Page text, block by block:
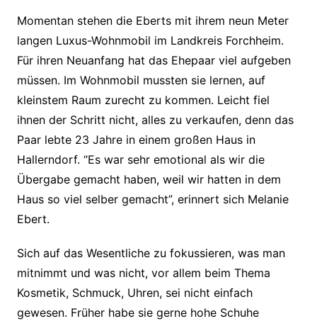
Momentan stehen die Eberts mit ihrem neun Meter
langen Luxus-Wohnmobil im Landkreis Forchheim.
Für ihren Neuanfang hat das Ehepaar viel aufgeben
müssen. Im Wohnmobil mussten sie lernen, auf
kleinstem Raum zurecht zu kommen. Leicht fiel
ihnen der Schritt nicht, alles zu verkaufen, denn das
Paar lebte 23 Jahre in einem großen Haus in
Hallerndorf. “Es war sehr emotional als wir die
Übergabe gemacht haben, weil wir hatten in dem
Haus so viel selber gemacht”, erinnert sich Melanie
Ebert.
Sich auf das Wesentliche zu fokussieren, was man
mitnimmt und was nicht, vor allem beim Thema
Kosmetik, Schmuck, Uhren, sei nicht einfach
gewesen. Früher habe sie gerne hohe Schuhe